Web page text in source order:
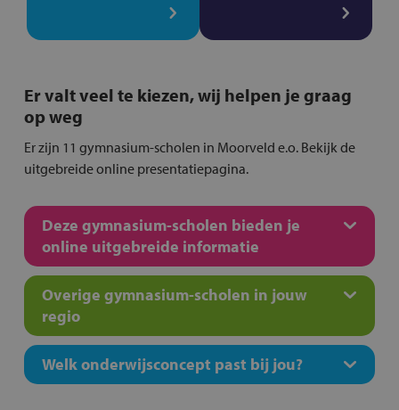
Er valt veel te kiezen, wij helpen je graag
op weg
Er zijn 11 gymnasium-scholen in Moorveld e.o. Bekijk de
uitgebreide online presentatiepagina.
Deze gymnasium-scholen bieden je
online uitgebreide informatie
Overige gymnasium-scholen in jouw
regio
Welk onderwijsconcept past bij jou?